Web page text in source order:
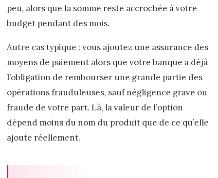
peu, alors que la somme reste accrochée à votre
budget pendant des mois.
Autre cas typique : vous ajoutez une assurance des
moyens de paiement alors que votre banque a déjà
l’obligation de rembourser une grande partie des
opérations frauduleuses, sauf négligence grave ou
fraude de votre part. Là, la valeur de l’option
dépend moins du nom du produit que de ce qu’elle
ajoute réellement.